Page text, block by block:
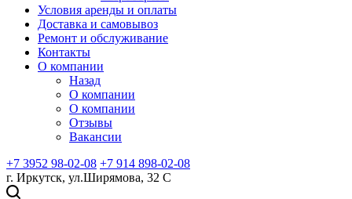
Условия аренды и оплаты
Доставка и самовывоз
Ремонт и обслуживание
Контакты
О компании
Назад
О компании
О компании
Отзывы
Вакансии
+7 3952 98-02-08 +7 914 898-02-08
г. Иркутск, ул.Ширямова, 32 С